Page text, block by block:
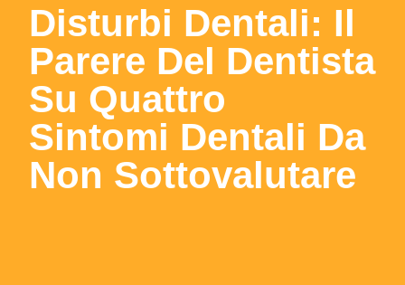
Disturbi Dentali: Il
Parere Del Dentista
Su Quattro
Sintomi Dentali Da
Non Sottovalutare